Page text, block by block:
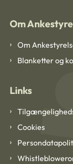
Om
Om
Blanketter og
Links
Cookies